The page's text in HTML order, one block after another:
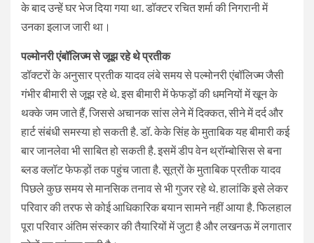
के बाद उन्हें घर भेज दिया गया था. डॉक्टर रचित शर्मा की निगरानी में
उनका इलाज जारी था।
पल्मोनरी एंबॉलिज्म से जूझ रहे थे प्रतीक
डॉक्टरों के अनुसार प्रतीक यादव लंबे समय से पल्मोनरी एंबॉलिज्म जैसी
गंभीर बीमारी से जूझ रहे थे. इस बीमारी में फेफड़ों की धमनियों में खून के
थक्के जम जाते हैं, जिससे अचानक सांस लेने में दिक्कत, सीने में दर्द और
हार्ट संबंधी समस्या हो सकती है. डॉ. केके सिंह के मुताबिक यह बीमारी कई
बार जानलेवा भी साबित हो सकती है. इसमें डीप वेन थ्रॉम्बोसिस से बना
ब्लड क्लॉट फेफड़ों तक पहुंच जाता है. सूत्रों के मुताबिक प्रतीक यादव
पिछले कुछ समय से मानसिक तनाव से भी गुजर रहे थे. हालांकि इसे लेकर
परिवार की तरफ से कोई आधिकारिक बयान सामने नहीं आया है. फिलहाल
पूरा परिवार अंतिम संस्कार की तैयारियों में जुटा है और लखनऊ में लगातार